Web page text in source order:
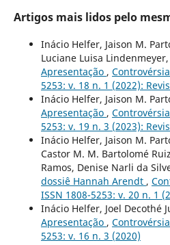
Artigos mais lidos pelo
Inácio Helfer, Jaison M.
Luciane Luisa
Apresentação ,
5253: v. 18 n. 1 (2022):
Inácio Helfer, Jaison M.
Apresentação ,
5253: v. 19 n. 3 (2023):
Inácio Helfer, Jaison M.
Castor M. M. Bartolomé
Ramos, Denise Narli da
dossiê Hannah Arendt ,
ISSN 1808-5253: v. 20 n. 1
Inácio Helfer, Joel Decothé
Apresentação ,
5253: v. 16 n. 3 (2020)